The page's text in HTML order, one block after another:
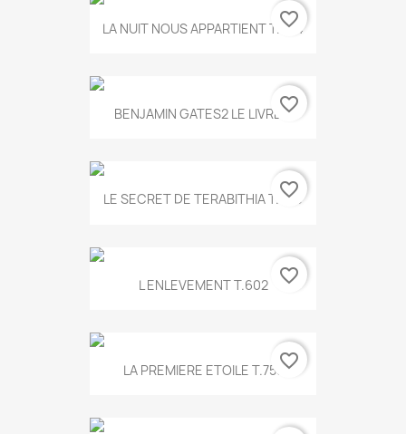
LA NUIT NOUS APPARTIENT T.634
favorite_border
BENJAMIN GATES2 LE LIVRE...
favorite_border
LE SECRET DE TERABITHIA T.560
favorite_border
L ENLEVEMENT T.602 favorite_border
LA PREMIERE ETOILE T.755favorite_border